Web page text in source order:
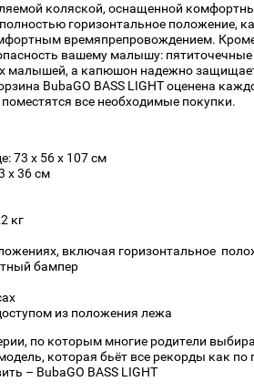
коляской, оснащенной
горизонтальное положение,
времяпрепровождением. Кроме
вашему малышу:
малышей, а капюшон надежно
BubaGO BASS LIGHT оценена
все необходимые покупки.
73 x 56 х 107 см
х 36 см
кг
включая горизонтальное
бампер
из положения лежа
по которым многие родители
которая бьёт все рекорды как по
– BubaGO BASS LIGHT